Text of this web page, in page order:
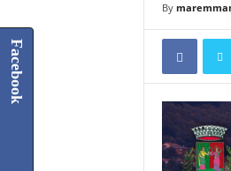
By
Facebook